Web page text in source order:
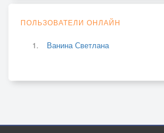
ПОЛЬЗОВАТЕЛИ ОНЛАЙН
Ванина Светлана